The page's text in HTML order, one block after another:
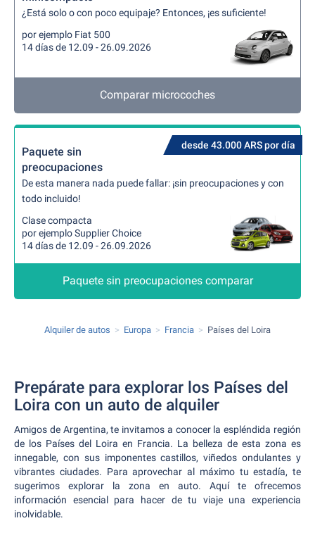
¿Está solo o con poco equipaje? Entonces, ¡es suficiente!
por ejemplo Fiat 500
14 días de 12.09 - 26.09.2026
Comparar microcoches
desde 43.000 ARS por día
Paquete sin
preocupaciones
De esta manera nada puede fallar: ¡sin preocupaciones y con
todo incluido!
Clase compacta
por ejemplo Supplier Choice
14 días de 12.09 - 26.09.2026
Paquete sin preocupaciones comparar
Alquiler de autos Europa Francia Países del Loira
Prepárate para explorar los Países del
Loira con un auto de alquiler
Amigos de Argentina, te invitamos a conocer la espléndida región
de los Países del Loira en Francia. La belleza de esta zona es
innegable, con sus imponentes castillos, viñedos ondulantes y
vibrantes ciudades. Para aprovechar al máximo tu estadía, te
sugerimos explorar la zona en auto. Aquí te ofrecemos
información esencial para hacer de tu viaje una experiencia
inolvidable.